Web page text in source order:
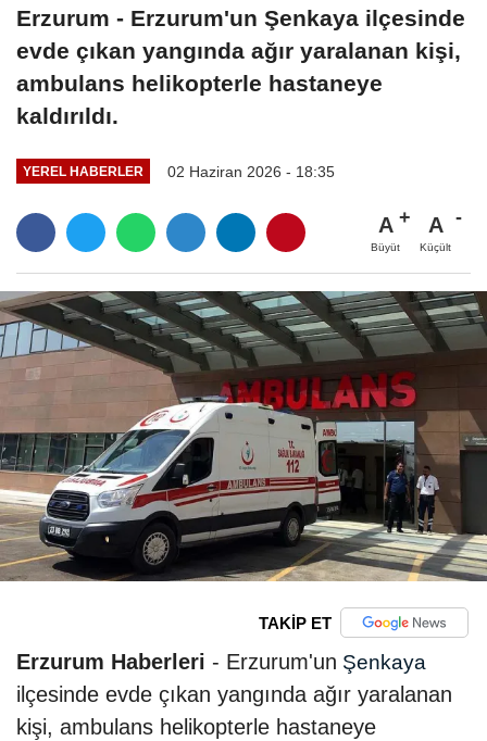
Erzurum - Erzurum'un Şenkaya ilçesinde
evde çıkan yangında ağır yaralanan kişi,
ambulans helikopterle hastaneye
kaldırıldı.
YEREL HABERLER 02 Haziran 2026 - 18:35
A
Büyüt
A
Küçült
TAKİP ET
Erzurum Haberleri - Erzurum'un Şenkaya
ilçesinde evde çıkan yangında ağır yaralanan
kişi, ambulans helikopterle hastaneye